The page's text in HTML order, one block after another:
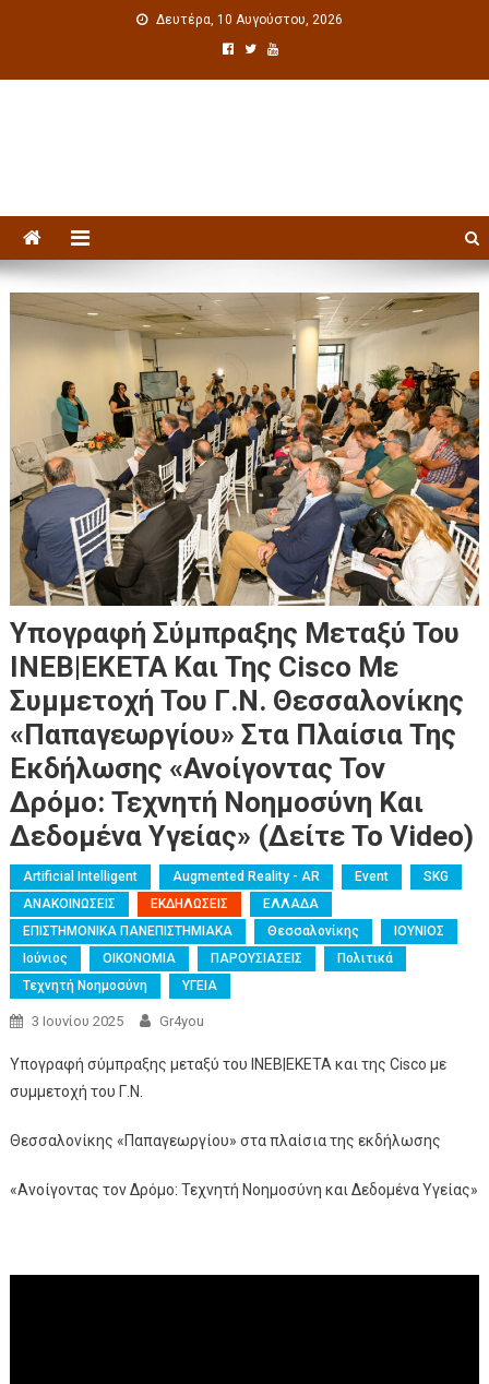
Δευτέρα, 10 Αυγούστου, 2026
Υπογραφή Σύμπραξης Μεταξύ Του
ΙΝΕΒ|ΕΚΕΤΑ Και Της Cisco Με
Συμμετοχή Του Γ.Ν. Θεσσαλονίκης
«Παπαγεωργίου» Στα Πλαίσια Της
Εκδήλωσης «Ανοίγοντας Τον
Δρόμο: Τεχνητή Νοημοσύνη Και
Δεδομένα Υγείας» (Δείτε Το Video)
Artificial Intelligent Augmented Reality - AR Event
SKG
ΑΝΑΚΟΙΝΩΣΕΙΣ
ΕΚΔΗΛΩΣΕΙΣ
ΕΛΛΑΔΑ
ΕΠΙΣΤΗΜΟΝΙΚΑ ΠΑΝΕΠΙΣΤΗΜΙΑΚΑ
Θεσσαλονίκης
ΙΟΥΝΙΟΣ
Ιούνιος
ΟΙΚΟΝΟΜΙΑ ΠΑΡΟΥΣΙΑΣΕΙΣ
Πολιτικά
Τεχνητή Νοημοσύνη
ΥΓΕΙΑ
3 Ιουνίου 2025 Gr4you
Υπογραφή σύμπραξης μεταξύ του ΙΝΕΒ|ΕΚΕΤΑ και της Cisco με
συμμετοχή του Γ.Ν.
Θεσσαλονίκης «Παπαγεωργίου» στα πλαίσια της εκδήλωσης
«Ανοίγοντας τον Δρόμο: Τεχνητή Νοημοσύνη και Δεδομένα Υγείας»